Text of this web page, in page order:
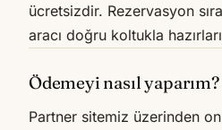
ücretsizdir. Rezervasyon
aracı doğru koltukla
Ödemeyi nasıl yaparım?
Partner sitemiz üzerinden